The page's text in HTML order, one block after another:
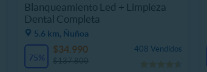
Blanqueamiento Led + Limpieza
Dental Completa
5.6 km, Ñuñoa
75%
408 Vendidos
$34.990